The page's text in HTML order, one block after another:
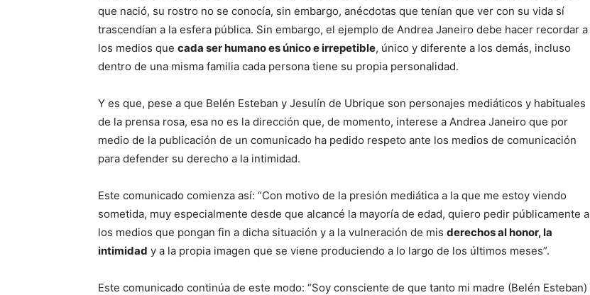
que nació, su rostro no se conocía, sin embargo, anécdotas que tenían que ver con su vida sí
trascendían a la esfera pública. Sin embargo, el ejemplo de Andrea Janeiro debe hacer recordar a
los medios que cada ser humano es único e irrepetible, único y diferente a los demás, incluso
dentro de una misma familia cada persona tiene su propia personalidad.
Y es que, pese a que Belén Esteban y Jesulín de Ubrique son personajes mediáticos y habituales
de la prensa rosa, esa no es la dirección que, de momento, interese a Andrea Janeiro que por
medio de la publicación de un comunicado ha pedido respeto ante los medios de comunicación
para defender su derecho a la intimidad.
Este comunicado comienza así: “Con motivo de la presión mediática a la que me estoy viendo
sometida, muy especialmente desde que alcancé la mayoría de edad, quiero pedir públicamente a
los medios que pongan fin a dicha situación y a la vulneración de mis derechos al honor, la
intimidad y a la propia imagen que se viene produciendo a lo largo de los últimos meses”.
Este comunicado continúa de este modo: “Soy consciente de que tanto mi madre (Belén Esteban)